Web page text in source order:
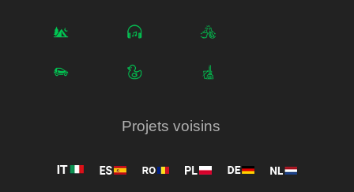
Projets voisins